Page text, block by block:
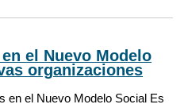
el Nuevo Modelo
organizaciones
en el Nuevo Modelo Social Es